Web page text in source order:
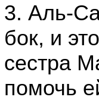
3. Аль-
бок, и
сестра
помочь